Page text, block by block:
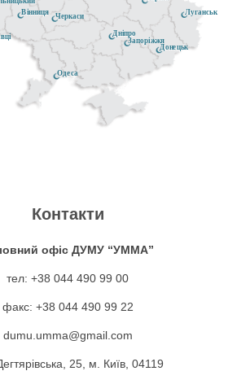
Донецьк
Черкаси Луганськ
Дніпро
Одеса
Вінниця
Запоріжжя
Контакти
офіс ДУМУ “УММА”
тел: +38 044 490 99 00
факс: +38 044 490 99 22
dumu.umma@gmail.com
25, м. Київ, 04119